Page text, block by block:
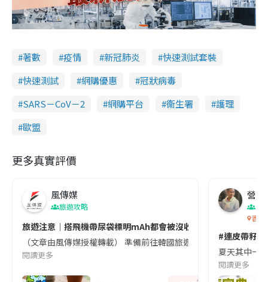
著數 疫情 新冠肺炎
快速測試套裝
快速測試
網購優惠
冠狀病毒
SARS－CoV－2
網購平台 衞生署
護理
歐盟
更多真實評價
風傳媒
旅遊攻略
旅遊注意｜搭飛機帶尿袋標明mAh都會被沒收😱出發前切記檢查
（文章由風傳媒授權轉載） 準備前往韓國旅遊的民眾，近期要
閱讀更多
營養
香港
#連皮帶籽
夏天其中一
閱讀更多